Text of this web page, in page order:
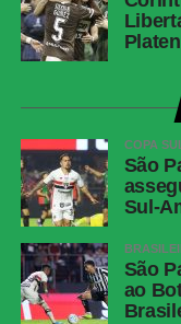
COPA
São
Sul-
São
ao